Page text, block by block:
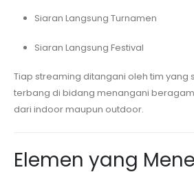
Siaran Langsung Turnamen
Siaran Langsung Festival
Tiap streaming ditangani oleh tim yang
terbang di bidang menangani
dari indoor maupun outdoor.
Elemen yang